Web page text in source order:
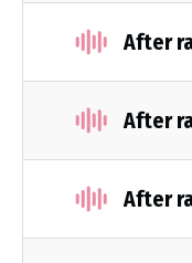
After
After
After